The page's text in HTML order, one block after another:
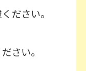
ださい。
さい。